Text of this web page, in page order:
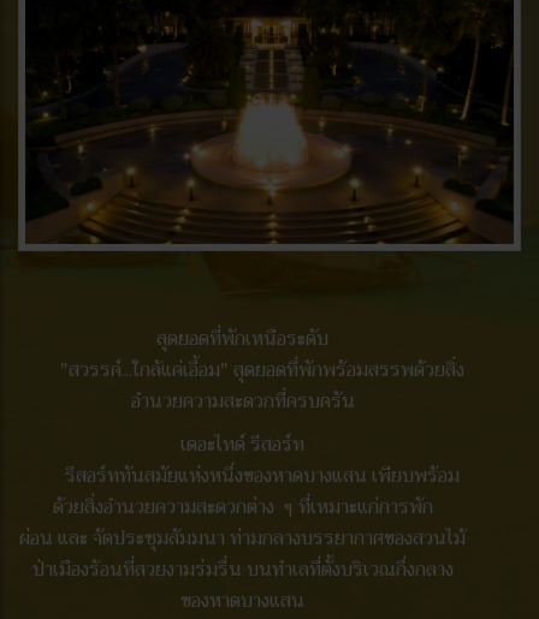
สุดยอดที่พักเหนือระดับ
"สวรรค์...ใกล้แค่เอื้อม" สุดยอดที่พักพร้อมสรรพด้วยสิ่ง
อำนวยความสะดวกที่ครบครัน
เดอะไทด์ รีสอร์ท
รีสอร์ททันสมัยแห่งหนึ่งของหาดบางแสน เพียบพร้อม
ด้วยสิ่งอำนวยความสะดวกต่าง ๆ ที่เหมาะแก่การพัก
ผ่อน และ จัดประชุมสัมมนา ท่ามกลางบรรยากาศของสวนไม้
ป่าเมืองร้อนที่สวยงามร่มรื่น บนทำเลที่ตั้งบริเวณกึ่งกลาง
ของหาดบางแสน